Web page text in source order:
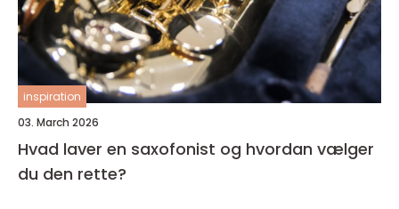
inspiration
03. March 2026
Hvad laver en saxofonist og hvordan vælger
du den rette?